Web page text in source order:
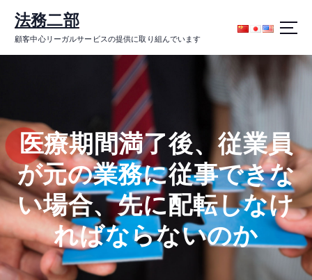
ン
キ
ッ
プ
法務二部
顧客中心リーガルサービスの提供に取り組んでいます
医療期間満了後、従業員
が元の業務に従事できな
い場合、先に配転しなけ
ればならないのか